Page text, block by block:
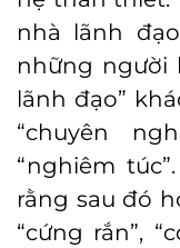
nhà lãnh
những người
lãnh đạo”
“chuyên
“nghiêm
rằng sau đó
“cứng rắn”,